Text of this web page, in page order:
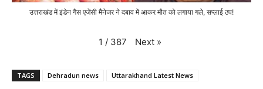
उत्तराखंड में इंडेन गैस एजेंसी मैनेजर ने दबाव में आकर मौत को लगाया गले, सप्लाई ठप!
1 / 387 Next »
TAGS Dehradun news Uttarakhand Latest News